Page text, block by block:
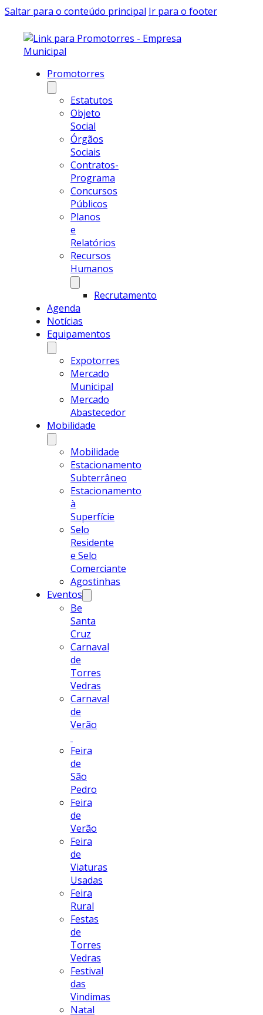
Saltar para o conteúdo principal Ir para o footer
Promotorres
Estatutos
Objeto
Social
Órgãos
Sociais
Contratos-
Programa
Concursos
Públicos
Planos
e
Relatórios
Recursos
Humanos
Recrutamento
Agenda
Notícias
Equipamentos
Expotorres
Mercado
Municipal
Mercado
Abastecedor
Mobilidade
Mobilidade
Estacionamento
Subterrâneo
Estacionamento
à
Superfície
Selo
Residente
e Selo
Comerciante
Agostinhas
Eventos
Be
Santa
Cruz
Carnaval
de
Torres
Vedras
Carnaval
de
Verão
Feira
de
São
Pedro
Feira
de
Verão
Feira
de
Viaturas
Usadas
Feira
Rural
Festas
de
Torres
Vedras
Festival
das
Vindimas
Natal